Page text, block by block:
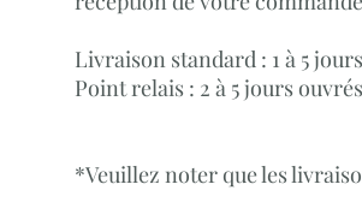
Livraison standard : 1 à 5
Point relais : 2 à 5 jours
*Veuillez noter que les